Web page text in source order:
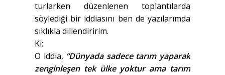
turlarken düzenlenen toplantılarda
söylediği bir iddiasını ben de yazılarımda
sıklıkla dillendiririm.
Ki;
O iddia, “Dünyada sadece tarım yaparak
zenginleşen tek ülke yoktur ama tarım